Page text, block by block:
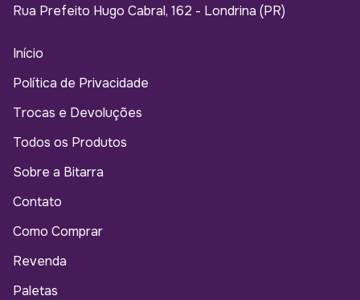
Rua Prefeito Hugo Cabral, 162 - Londrina (PR)
Início
Política de Privacidade
Trocas e Devoluções
Todos os Produtos
Sobre a Bitarra
Contato
Como Comprar
Revenda
Paletas